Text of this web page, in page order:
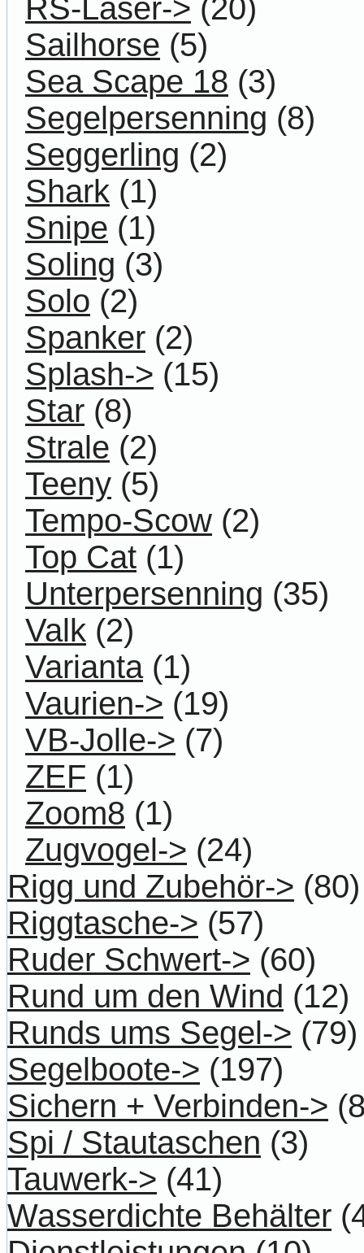
RS-Laser-> (20)
Sailhorse (5)
Sea Scape 18 (3)
Segelpersenning (8)
Seggerling (2)
Shark (1)
Snipe (1)
Soling (3)
Solo (2)
Spanker (2)
Splash-> (15)
Star (8)
Strale (2)
Teeny (5)
Tempo-Scow (2)
Top Cat (1)
Unterpersenning (35)
Valk (2)
Varianta(1)
Vaurien-> (19)
VB-Jolle-> (7)
ZEF (1)
Zoom8 (1)
Zugvogel-> (24)
Rigg und Zubehör-> (80)
Riggtasche-> (57)
Ruder Schwert-> (60)
Rund um den Wind (12)
Runds ums Segel-> (79)
Segelboote-> (197)
Sichern + Verbinden->
Spi / Stautaschen (3)
Tauwerk-> (41)
Wasserdichte Behälter